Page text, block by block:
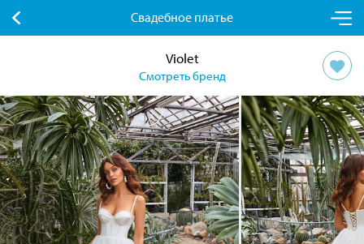
Свадебное платье
Violet
Смотреть бренд